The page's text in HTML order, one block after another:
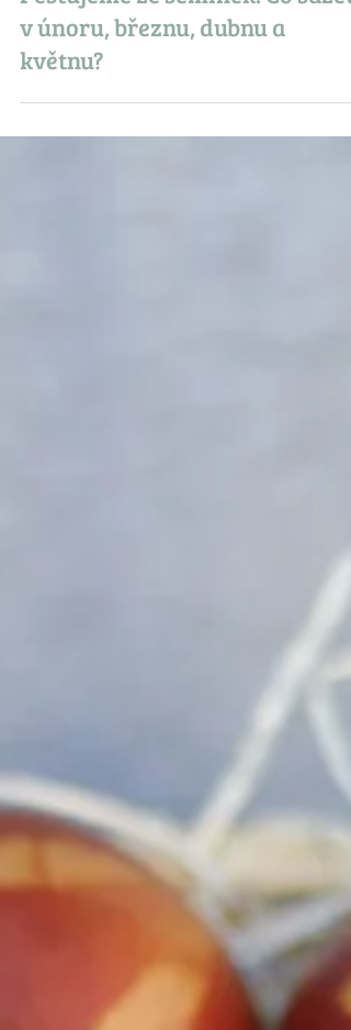
Tereza
21. 4.
Pěstujeme ze semínek: Co sázet
v únoru, březnu, dubnu a